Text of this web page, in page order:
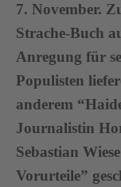
7. November.
Strache-Buch
Anregung für
Populisten
anderem
Journalistin
Sebastian
Vorurteile”